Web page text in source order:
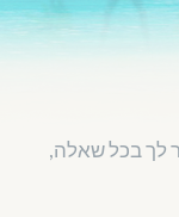
לך בכל שאלה,